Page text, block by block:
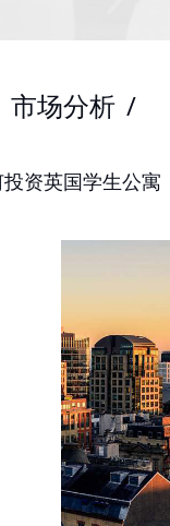
市场分析 /
资英国学生公寓